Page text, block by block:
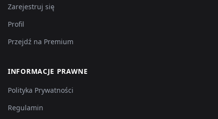
Zarejestruj się
Profil
Przejdź na Premium
INFORMACJE PRAWNE
Polityka Prywatności
Regulamin